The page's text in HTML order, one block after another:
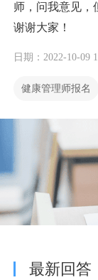
师，问我意见，
谢谢大家！
日期：2022-10-09
健康管理师报名
最新回答